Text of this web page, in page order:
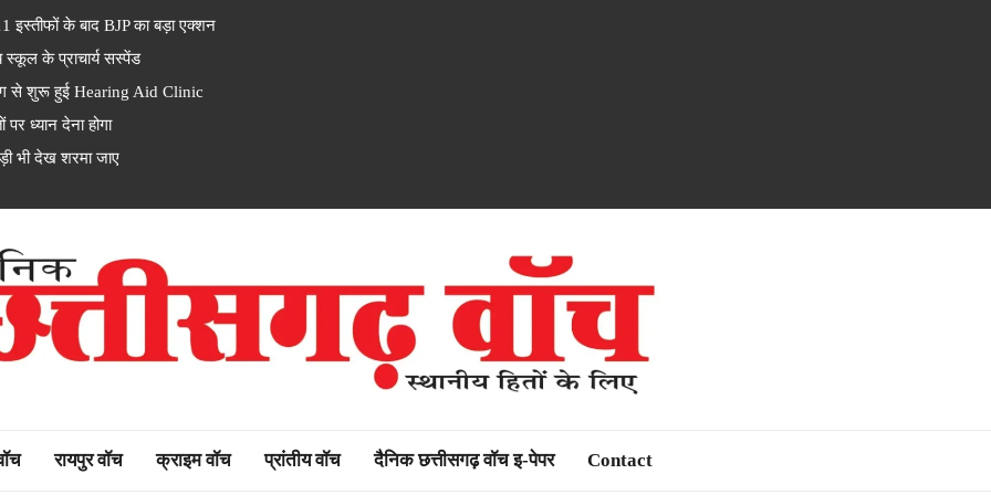
इस्तीफों के बाद BJP का बड़ा एक्शन
स्कूल के प्राचार्य सस्पेंड
से शुरू हुई Hearing Aid Clinic
ध्यान देना होगा
भी देख शरमा जाए
watch
रायपुर वॉच क्राइम वॉच प्रांतीय वॉच दैनिक छत्तीसगढ़ वॉच इ-पेपर Contact